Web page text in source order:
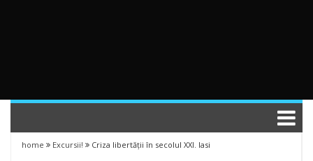
home Excursii! Criza libertății în secolul XXI. Iasi